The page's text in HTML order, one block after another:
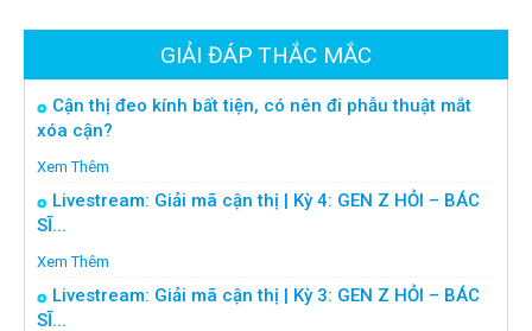
GIẢI ĐÁP THẮC MẮC
Cận thị đeo kính bất tiện, có nên đi phẫu thuật mắt
xóa cận?
Xem Thêm
Livestream: Giải mã cận thị | Kỳ 4: GEN Z HỎI – BÁC
SĨ...
Xem Thêm
Livestream: Giải mã cận thị | Kỳ 3: GEN Z HỎI – BÁC
SĨ...